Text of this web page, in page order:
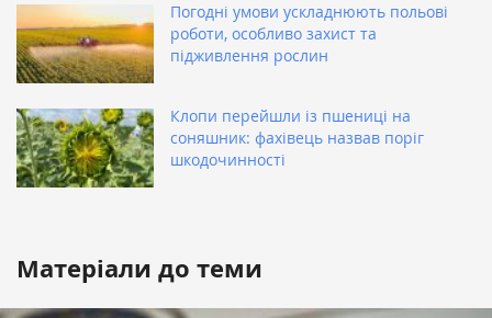
Погодні умови ускладнюють польові
роботи, особливо захист та
підживлення рослин
Клопи перейшли із пшениці на
соняшник: фахівець назвав поріг
шкодочинності
Матеріали до теми